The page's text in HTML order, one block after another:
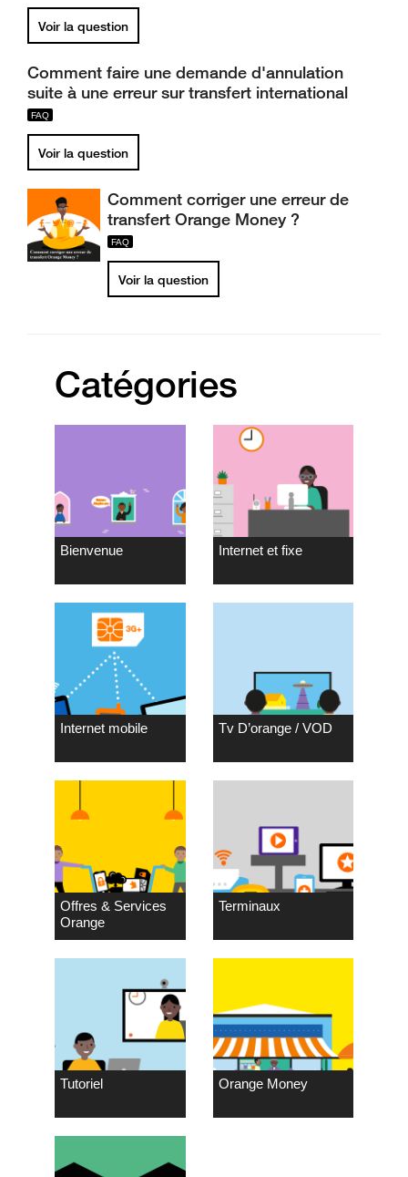
Voir la question
Comment faire une demande d'annulation
suite à une erreur sur transfert international
Voir la question
Comment corriger une erreur de
transfert Orange Money ?
Voir la question
Catégories
Bienvenue Internet et fixe
Internet mobile Tv D’orange / VOD
Offres & Services
Orange
Terminaux
Tutoriel Orange Money